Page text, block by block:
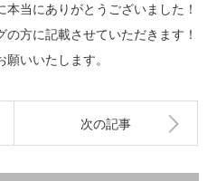
当にありがとうございました！
方に記載させていただきます！
いいたします。
次の記事